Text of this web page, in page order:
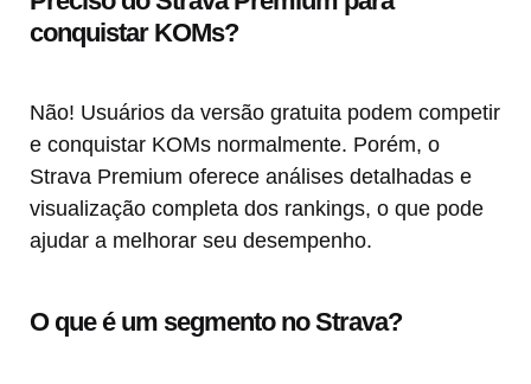
conquistar KOMs?
Não! Usuários da versão gratuita podem competir
e conquistar KOMs normalmente. Porém, o
Strava Premium oferece análises detalhadas e
visualização completa dos rankings, o que pode
ajudar a melhorar seu desempenho.
O que é um segmento no Strava?